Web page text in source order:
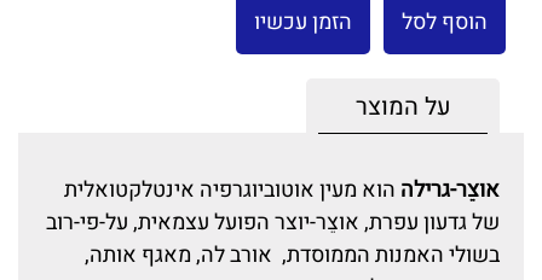
הוסף לסל הזמן עכשיו
על המוצר
אוצֵר-גרילה הוא מעין אוטוביוגרפיה אינטלקטואלית
של גדעון עפרת, אוצֵר-יוצר הפועל עצמאית, על-פי-רוב
בשולי האמנות הממוסדת, אורב לה, מאגף אותה,